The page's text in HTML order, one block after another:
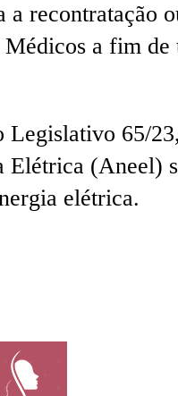
recontratação
a fim de
Legislativo 65/
Elétrica (Aneel)
elétrica.